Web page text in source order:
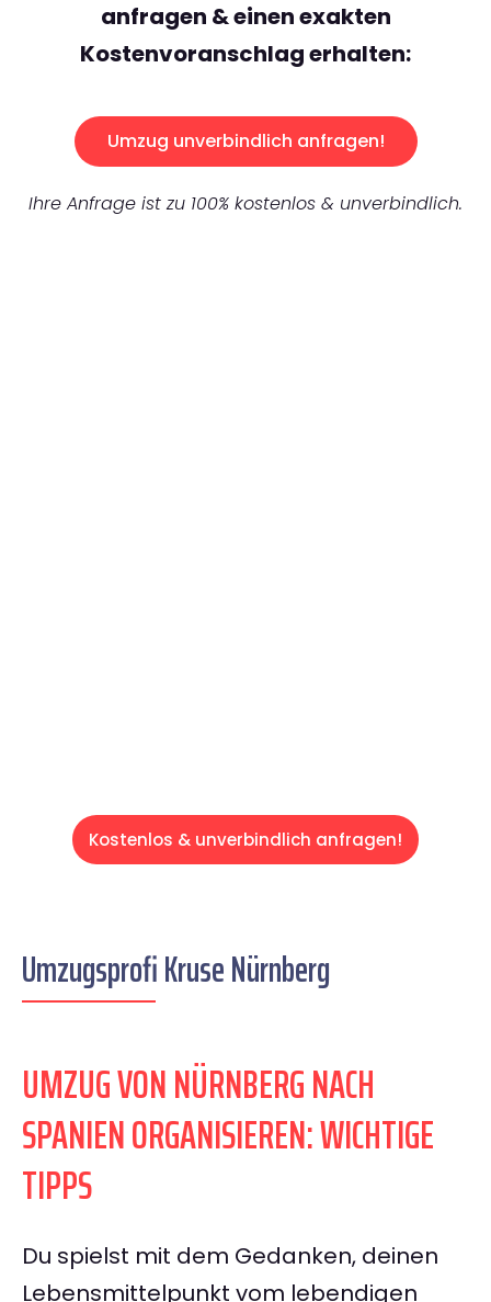
anfragen & einen exakten
Kostenvoranschlag erhalten:
Umzug unverbindlich anfragen!
Ihre Anfrage ist zu 100% kostenlos & unverbindlich.
Kostenlos & unverbindlich anfragen!
Umzugsprofi Kruse Nürnberg
UMZUG VON NÜRNBERG NACH
SPANIEN ORGANISIEREN: WICHTIGE
TIPPS
Du spielst mit dem Gedanken, deinen
Lebensmittelpunkt vom lebendigen